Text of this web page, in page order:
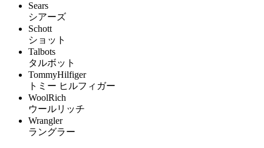
Sears
シアーズ
Schott
ショット
Talbots
タルボット
TommyHilfiger
トミー ヒルフィガー
WoolRich
ウールリッチ
Wrangler
ラングラー